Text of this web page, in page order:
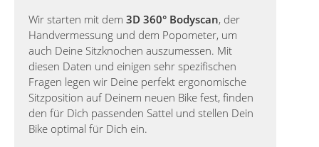
Wir starten mit dem 3D 360° Bodyscan, der
Handvermessung und dem Popometer, um
auch Deine Sitzknochen auszumessen. Mit
diesen Daten und einigen sehr spezifischen
Fragen legen wir Deine perfekt ergonomische
Sitzposition auf Deinem neuen Bike fest, finden
den für Dich passenden Sattel und stellen Dein
Bike optimal für Dich ein.